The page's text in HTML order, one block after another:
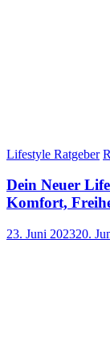
Lifestyle Ratgeber
Dein Neuer
Komfort,
23. Juni 202320.